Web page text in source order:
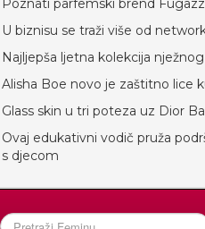
Poznati parfemski brend
U biznisu se traži više od
Najljepša ljetna kolekcija
Alisha Boe novo je zaštitno lice
Glass skin u tri poteza uz Dior
Ovaj edukativni vodič pruža
s djecom